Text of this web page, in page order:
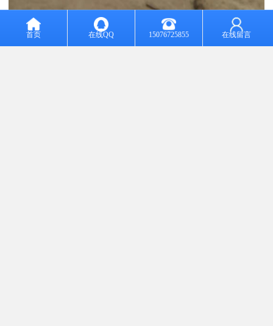
首页 在线QQ 15076725855 在线留言